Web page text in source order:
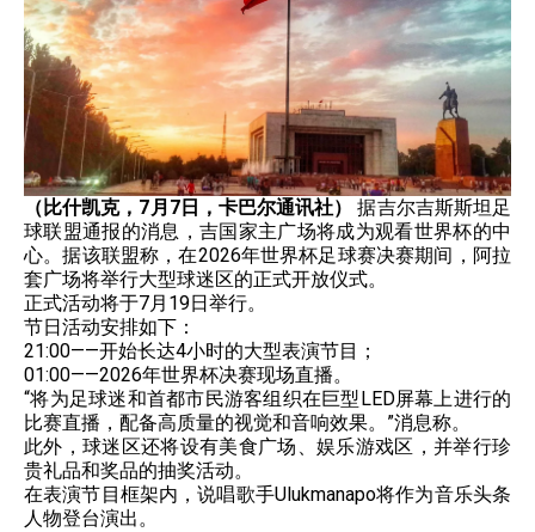
（比什凯克，7月7日，卡巴尔通讯社）
据吉尔吉斯斯坦足
球联盟通报的消息，吉国家主广场将成为观看世界杯的中
心。据该联盟称，在2026年世界杯足球赛决赛期间，阿拉
套广场将举行大型球迷区的正式开放仪式。
正式活动将于7月19日举行。
节日活动安排如下：
21:00——开始长达4小时的大型表演节目；
01:00——2026年世界杯决赛现场直播。
“将为足球迷和首都市民游客组织在巨型LED屏幕上进行的
比赛直播，配备高质量的视觉和音响效果。”消息称。
此外，球迷区还将设有美食广场、娱乐游戏区，并举行珍
贵礼品和奖品的抽奖活动。
在表演节目框架内，说唱歌手Ulukmanapo将作为音乐头条
人物登台演出。